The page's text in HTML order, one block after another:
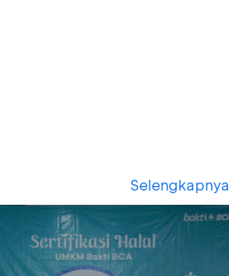
Selengkapnya